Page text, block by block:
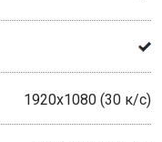
1920х1080 (30 к/с)